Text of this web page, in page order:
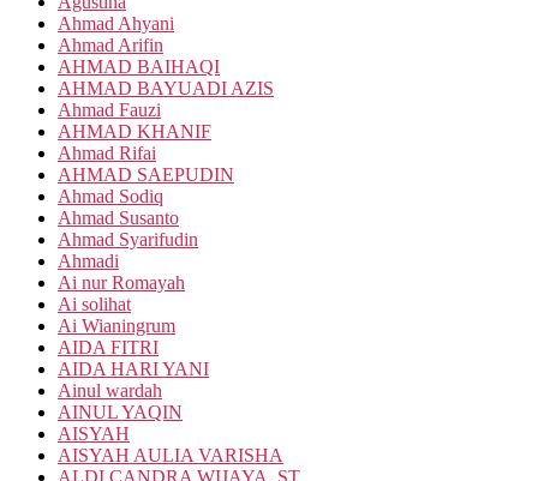
Ahmad Ahyani
Ahmad Arifin
AHMAD BAIHAQI
AHMAD BAYUADI AZIS
Ahmad Fauzi
AHMAD KHANIF
Ahmad Rifai
AHMAD SAEPUDIN
Ahmad Sodiq
Ahmad Susanto
Ahmad Syarifudin
Ahmadi
Ai nur Romayah
Ai solihat
Ai Wianingrum
AIDA FITRI
AIDA HARI YANI
Ainul wardah
AINUL YAQIN
AISYAH
AISYAH AULIA VARISHA
ALDI CANDRA WIJAYA, ST